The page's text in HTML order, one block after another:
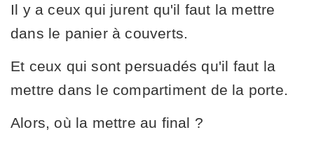
Il y a ceux qui jurent qu'il faut la mettre
dans le panier à couverts.
Et ceux qui sont persuadés qu'il faut la
mettre dans le compartiment de la porte.
Alors, où la mettre au final ?